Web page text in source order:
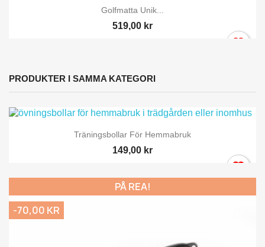
Golfmatta Unik...
519,00 kr
PRODUKTER I SAMMA KATEGORI
Träningsbollar För Hemmabruk
149,00 kr
PÅ REA!
-70,00 KR